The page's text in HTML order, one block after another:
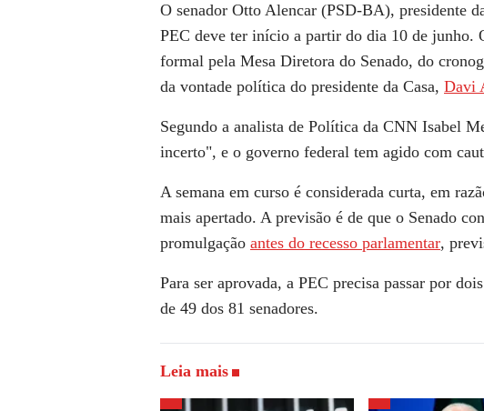
O senador Otto Alencar (PSD-BA), presidente
PEC deve ter início a partir do dia 10 de junho.
formal pela Mesa Diretora do Senado, do
da vontade política do presidente da Casa, Davi
Segundo a analista de Política da CNN Isabel
incerto", e o governo federal tem agido com
A semana em curso é considerada curta, em
mais apertado. A previsão é de que o Senado
promulgação antes do recesso parlamentar,
Para ser aprovada, a PEC precisa passar por
de 49 dos 81 senadores.
Leia mais